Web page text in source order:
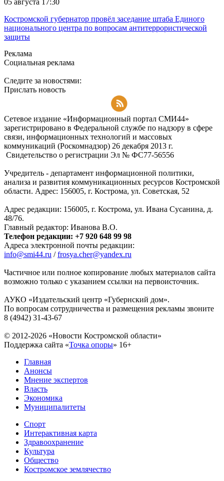
05 августа 17:30
Костромской губернатор провёл заседание штаба Единого
национального центра по вопросам антитеррористической
защиты
Реклама
Социальная реклама
Следите за новостями:
Прислать новость
Сетевое издание «Информационный портал СМИ44»
зарегистрировано в Федеральной службе по надзору в сфере
связи, информационных технологий и массовых
коммуникаций (Роскомнадзор) 26 декабря 2013 г.
Свидетельство о регистрации Эл № ФC77-56556
Учредитель - департамент информационной политики,
анализа и развития коммуникационных ресурсов Костромской
области. Адрес: 156005, г. Кострома, ул. Советская, 52
Адрес редакции: 156005, г. Кострома, ул. Ивана Сусанина, д.
48/76.
Главный редактор: Иванова В.О.
Телефон редакции: +7 920 648 99 98
Адреса электронной почты редакции:
info@smi44.ru /frosya.cher@yandex.ru
Частичное или полное копирование любых материалов сайта
возможно только с указанием ссылки на первоисточник.
АУКО «Издательский центр «Губернский дом».
По вопросам сотрудничества и размещения рекламы звоните
8 (4942) 31-43-67
© 2012-2026 «Новости Костромской области»
Поддержка сайта «Точка опоры» 16+
Главная
Анонсы
Мнение экспертов
Власть
Экономика
Муниципалитеты
Спорт
Интерактивная карта
Здравоохранение
Культура
Общество
Костромское землячество